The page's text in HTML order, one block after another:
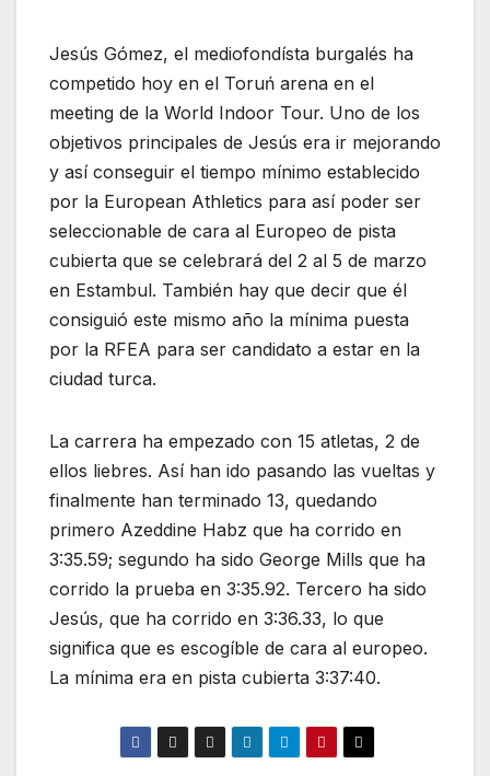
Jesús Gómez, el mediofondísta burgalés ha
competido hoy en el Toruń arena en el
meeting de la World Indoor Tour. Uno de los
objetivos principales de Jesús era ir mejorando
y así conseguir el tiempo mínimo establecido
por la European Athletics para así poder ser
seleccionable de cara al Europeo de pista
cubierta que se celebrará del 2 al 5 de marzo
en Estambul. También hay que decir que él
consiguió este mismo año la mínima puesta
por la RFEA para ser candidato a estar en la
ciudad turca.
La carrera ha empezado con 15 atletas, 2 de
ellos liebres. Así han ido pasando las vueltas y
finalmente han terminado 13, quedando
primero Azeddine Habz que ha corrido en
3:35.59; segundo ha sido George Mills que ha
corrido la prueba en 3:35.92. Tercero ha sido
Jesús, que ha corrido en 3:36.33, lo que
significa que es escogíble de cara al europeo.
La mínima era en pista cubierta 3:37:40.